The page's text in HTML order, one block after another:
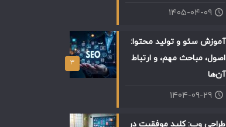
۱۴۰۵-۰۴-۰۹
۳
آموزش سئو و تولید محتوا:
اصول، مباحث مهم، و ارتباط
آن‌ها
۱۴۰۴-۰۹-۲۹
طراحی وب: کلید موفقیت در